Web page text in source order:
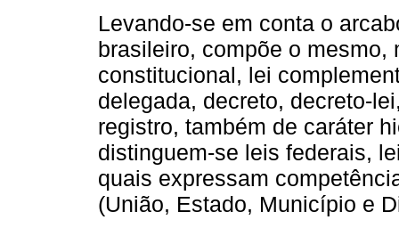
Levando-se em conta o
brasileiro, compõe o mesmo,
constitucional, lei
delegada, decreto, decreto-
registro, também de caráter
distinguem-se leis federais,
quais expressam
(União, Estado, Município e